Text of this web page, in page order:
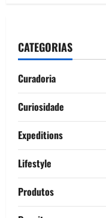
CATEGORIAS
Curadoria
Curiosidade
Expeditions
Lifestyle
Produtos